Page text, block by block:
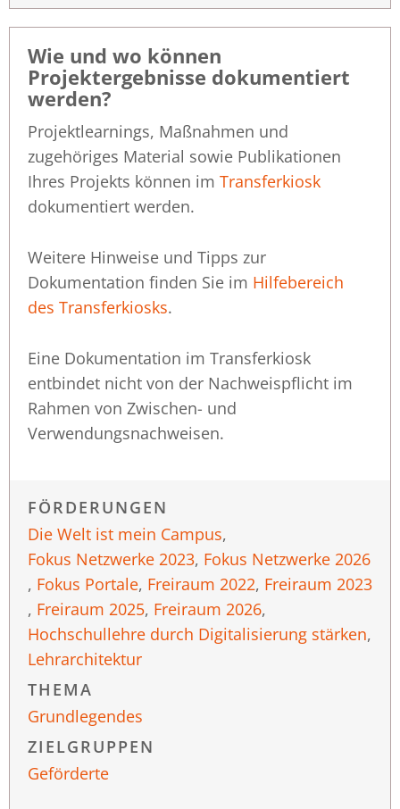
Wie und wo können
Projektergebnisse dokumentiert
werden?
Projektlearnings, Maßnahmen und
zugehöriges Material sowie Publikationen
Ihres Projekts können im Transferkiosk
dokumentiert werden.
Weitere Hinweise und Tipps zur
Dokumentation finden Sie im Hilfebereich
des Transferkiosks.
Eine Dokumentation im Transferkiosk
entbindet nicht von der Nachweispflicht im
Rahmen von Zwischen- und
Verwendungsnachweisen.
FÖRDERUNGEN
Die Welt ist mein Campus,
Fokus Netzwerke 2023, Fokus Netzwerke 2026
, Fokus Portale, Freiraum 2022, Freiraum 2023
, Freiraum 2025, Freiraum 2026,
Hochschullehre durch Digitalisierung stärken,
Lehrarchitektur
THEMA
Grundlegendes
ZIELGRUPPEN
Geförderte